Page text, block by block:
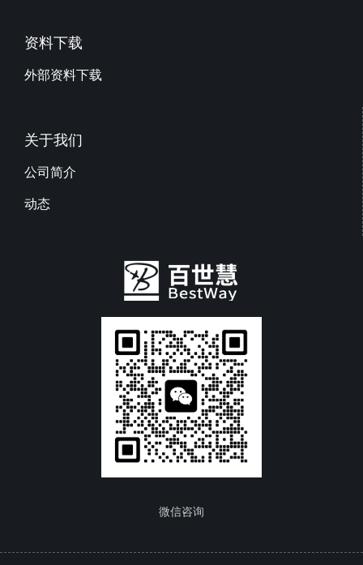
资料下载
外部资料下载
关于我们
公司简介
动态
微信咨询